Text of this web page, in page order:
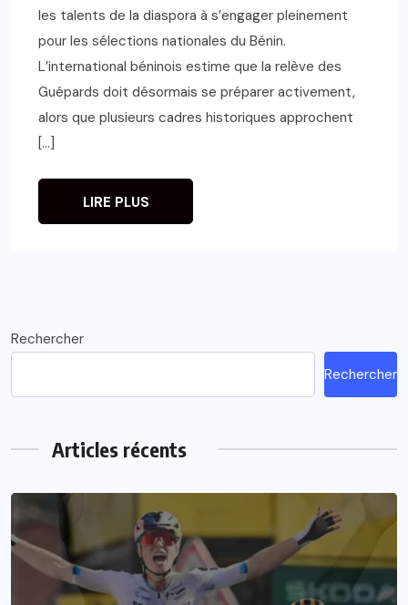
les talents de la diaspora à s’engager pleinement
pour les sélections nationales du Bénin.
L’international béninois estime que la relève des
Guépards doit désormais se préparer activement,
alors que plusieurs cadres historiques approchent
[…]
LIRE PLUS
Rechercher
Rechercher
Articles récents